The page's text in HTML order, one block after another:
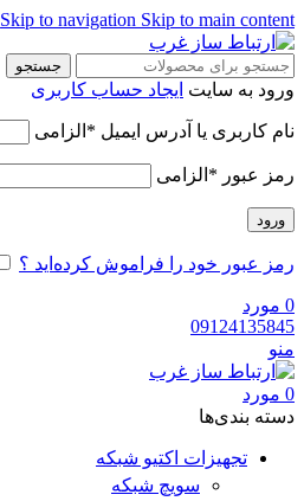
Skip to navigation Skip to main content
جستجو
ورود به سایت ایجاد حساب کاربری
نام کاربری یا آدرس ایمیل * الزامی
رمز عبور * الزامی
ورود
رمز عبور خود را فراموش کرده‌اید ؟
0 مورد
09124135845
منو
0 مورد
دسته‌ بندی‌ها
تجهیزات اکتیو شبکه
سویچ شبکه